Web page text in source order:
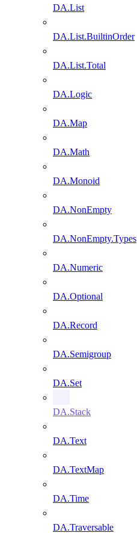
DA.List
DA.List.BuiltinOrder
DA.List.Total
DA.Logic
DA.Map
DA.Math
DA.Monoid
DA.NonEmpty
DA.NonEmpty.Types
DA.Numeric
DA.Optional
DA.Record
DA.Semigroup
DA.Set
DA.Stack
DA.Text
DA.TextMap
DA.Time
DA.Traversable